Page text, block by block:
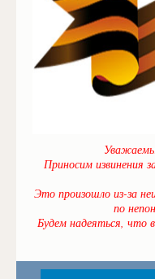
Приносим извинения
Это произошло из-за
по
Будем надеяться, что